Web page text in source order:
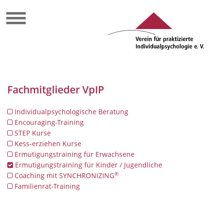
Fachmitglieder VpIP
Individualpsychologische Beratung
Encouraging-Training
STEP Kurse
Kess-erziehen Kurse
Ermutigungstraining für Erwachsene
Ermutigungstraining für Kinder / Jugendliche
Coaching mit SYNCHRONIZING®
Familienrat-Training